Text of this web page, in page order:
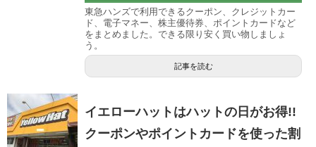
東急ハンズで利用できるクーポン、クレジットカー
ド、電子マネー、株主優待券、ポイントカードなど
をまとめました。できる限り安く買い物しましょ
う。
記事を読む
イエローハットはハットの日がお得!!
クーポンやポイントカードを使った割